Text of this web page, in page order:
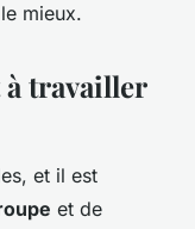
mieux.
à travailler
et il est
et de